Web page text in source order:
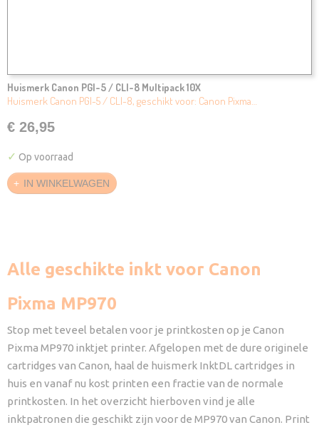
Huismerk Canon PGI-5 / CLI-8 Multipack 10X
Huismerk Canon PGI-5 / CLI-8, geschikt voor: Canon Pixma…
€ 26,95
✓ Op voorraad
IN WINKELWAGEN
Alle geschikte inkt voor Canon
Pixma MP970
Stop met teveel betalen voor je printkosten op je Canon
Pixma MP970 inktjet printer. Afgelopen met de dure originele
cartridges van Canon, haal de huismerk InktDL cartridges in
huis en vanaf nu kost printen een fractie van de normale
printkosten. In het overzicht hierboven vind je alle
inktpatronen die geschikt zijn voor de MP970 van Canon. Print